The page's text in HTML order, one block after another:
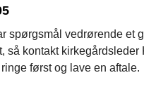
spørgsmål vedrørende et
så kontakt
først og lave en aftale.